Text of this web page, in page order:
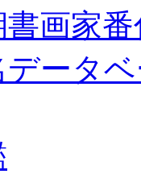
書画家
ータ